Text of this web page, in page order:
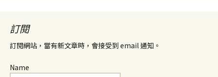
訂閱
訂閱網站，當有新文章時，會接受到 email 通知。
Name